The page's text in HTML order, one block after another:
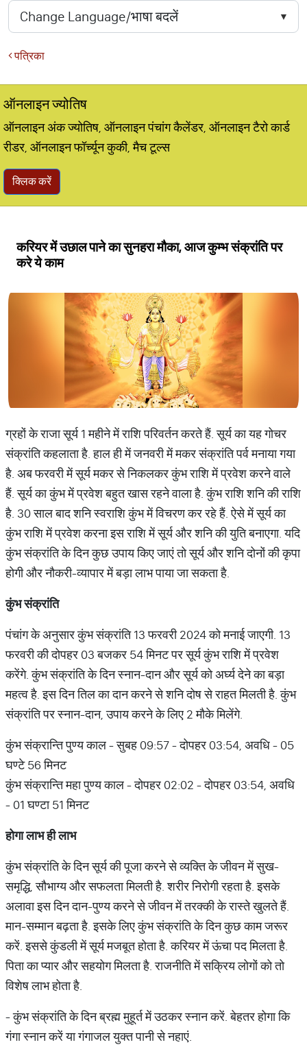
पत्रिका
ऑनलाइन ज्योतिष
ऑनलाइन अंक ज्योतिष, ऑनलाइन पंचांग कैलेंडर, ऑनलाइन टैरो कार्ड
रीडर, ऑनलाइन फॉर्च्यून कुकी, मैच टूल्स
क्लिक करें
करियर में उछाल पाने का सुनहरा मौका, आज कुम्भ संक्रांति पर
करे ये काम
ग्रहों के राजा सूर्य 1 महीने में राशि परिवर्तन करते हैं. सूर्य का यह गोचर
संक्रांति कहलाता है. हाल ही में जनवरी में मकर संक्रांति पर्व मनाया गया
है. अब फरवरी में सूर्य मकर से निकलकर कुंभ राशि में प्रवेश करने वाले
हैं. सूर्य का कुंभ में प्रवेश बहुत खास रहने वाला है. कुंभ राशि शनि की राशि
है. 30 साल बाद शनि स्‍वराशि कुंभ में विचरण कर रहे हैं. ऐसे में सूर्य का
कुंभ राशि में प्रवेश करना इस राशि में सूर्य और शनि की युति बनाएगा. यदि
कुंभ संक्रांति के दिन कुछ उपाय किए जाएं तो सूर्य और शनि दोनों की कृपा
होगी और नौकरी-व्‍यापार में बड़ा लाभ पाया जा सकता है.
कुंभसंक्रांति
पंचांग के अनुसार कुंभ संक्रांति 13 फरवरी 2024 को मनाई जाएगी. 13
फरवरी की दोपहर 03 बजकर 54 मिनट पर सूर्य कुंभ राशि में प्रवेश
करेंगे. कुंभ संक्रांति के दिन स्‍नान-दान और सूर्य को अर्घ्‍य देने का बड़ा
महत्‍व है. इस दिन तिल का दान करने से शनि दोष से राहत मिलती है. कुंभ
संक्रांति पर स्‍नान-दान, उपाय करने के लिए 2 मौके मिलेंगे.
कुंभ संक्रान्ति पुण्य काल - सुबह 09:57 - दोपहर 03:54, अवधि - 05
घण्टे 56 मिनट
कुंभ संक्रान्ति महा पुण्य काल - दोपहर 02:02 - दोपहर 03:54, अवधि
- 01 घण्टा 51 मिनट
होगालाभहीलाभ
कुंभ संक्रांति के दिन सूर्य की पूजा करने से व्‍यक्ति के जीवन में सुख-
समृद्धि, सौभाग्‍य और सफलता मिलती है. शरीर निरोगी रहता है. इसके
अलावा इस दिन दान-पुण्‍य करने से जीवन में तरक्‍की के रास्‍ते खुलते हैं.
मान-सम्‍मान बढ़ता है. इसके लिए कुंभ संक्रांति के दिन कुछ काम जरूर
करें. इससे कुंडली में सूर्य मजबूत होता है. करियर में ऊंचा पद मिलता है.
पिता का प्यार और सहयोग मिलता है. राजनीति में सक्रिय लोगों को तो
विशेष लाभ होता है.
- कुंभ संक्रांति के दिन ब्रह्म मुहूर्त में उठकर स्‍नान करें. बेहतर होगा कि
गंगा स्‍नान करें या गंगाजल युक्‍त पानी से नहाएं.